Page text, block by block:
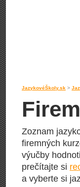
JazykovéŠkoly.sk >
Zoznam
firemných
výučby
prečítajte si
a vyberte si